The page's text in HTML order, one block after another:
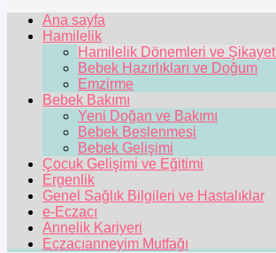
Ana sayfa
Hamilelik
Hamilelik Dönemleri ve
Bebek Hazırlıkları ve Doğum
Emzirme
Bebek Bakımı
Yeni Doğan ve Bakımı
Bebek Beslenmesi
Bebek Gelişimi
Çocuk Gelişimi ve Eğitimi
Ergenlik
Genel Sağlık Bilgileri ve Hastalıklar
e-Eczacı
Annelik Kariyeri
Eczacıanneyim Mutfağı